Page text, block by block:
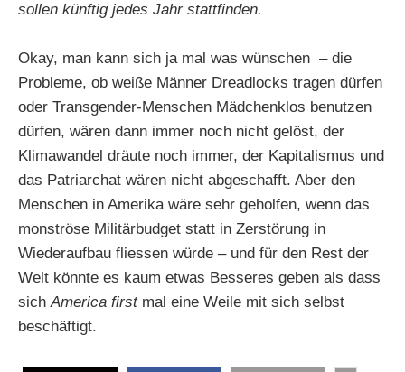
sollen künftig jedes Jahr stattfinden.
Okay, man kann sich ja mal was wünschen – die
Probleme, ob weiße Männer Dreadlocks tragen dürfen
oder Transgender-Menschen Mädchenklos benutzen
dürfen, wären dann immer noch nicht gelöst, der
Klimawandel dräute noch immer, der Kapitalismus und
das Patriarchat wären nicht abgeschafft. Aber den
Menschen in Amerika wäre sehr geholfen, wenn das
monströse Militärbudget statt in Zerstörung in
Wiederaufbau fliessen würde – und für den Rest der
Welt könnte es kaum etwas Besseres geben als dass
sichAmerica firstmal eine Weile mit sich selbst
beschäftigt.